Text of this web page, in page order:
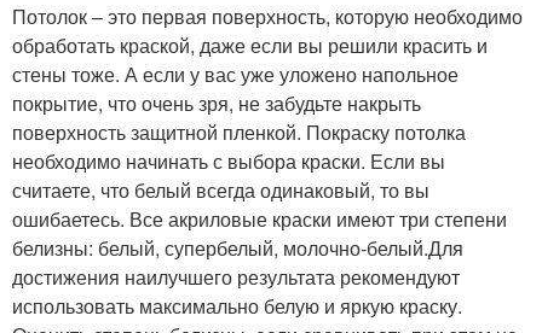
Потолок – это первая поверхность, которую необходимо
обработать краской, даже если вы решили красить и
стены тоже. А если у вас уже уложено напольное
покрытие, что очень зря, не забудьте накрыть
поверхность защитной пленкой. Покраску потолка
необходимо начинать с выбора краски. Если вы
считаете, что белый всегда одинаковый, то вы
ошибаетесь. Все акриловые краски имеют три степени
белизны: белый, супербелый, молочно-белый.Для
достижения наилучшего результата рекомендуют
использовать максимально белую и яркую краску.